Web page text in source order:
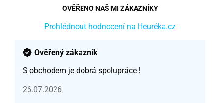
OVĚŘENO NAŠIMI ZÁKAZNÍKY
Prohlédnout hodnocení na Heuréka.cz
Ověřený zákazník
S obchodem je dobrá spolupráce !
26.07.2026